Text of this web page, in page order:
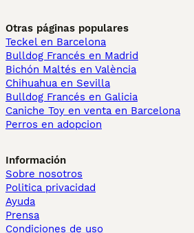
Otras páginas populares
Teckel en Barcelona
Bulldog Francés en Madrid
Bichón Maltés en València
Chihuahua en Sevilla
Bulldog Francés en Galicia
Caniche Toy en venta en Barcelona
Perros en adopcion
Información
Sobre nosotros
Politica privacidad
Ayuda
Prensa
Condiciones de uso